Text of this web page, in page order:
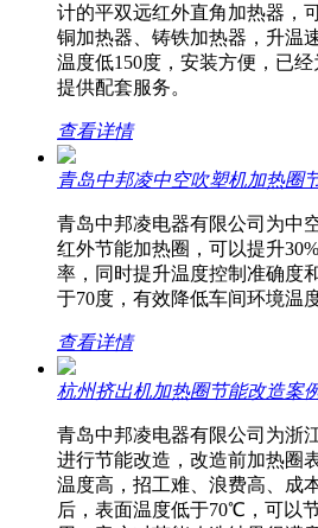
计的平双远红外直角加热器，
铜加热器、铸铁加热器，升温
温度低150度，安装方便，已
提供配套服务。
查看详情
青岛中邦凌中空吹塑机加热圈
青岛中邦凌电器有限公司为中
红外节能加热圈，可以提升
率，同时提升温度控制准确度
于70度，有效降低车间环境温
查看详情
杭州挤出机加热圈节能改造案
青岛中邦凌电器有限公司为浙
进行节能改造，改造前加热圈
温度高，招工难、浪费高、成
后，表面温度低于70℃，可以